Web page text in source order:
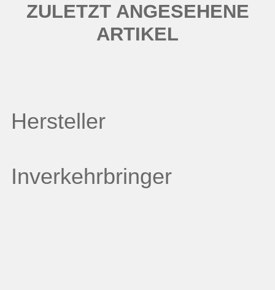
ZULETZT ANGESEHENE
ARTIKEL
Hersteller
Inverkehrbringer